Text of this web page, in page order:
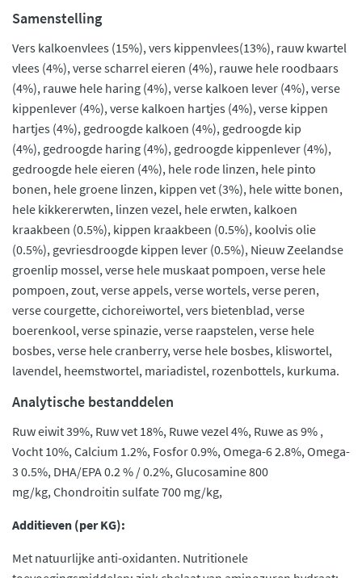
Samenstelling
Vers kalkoenvlees (15%), vers kippenvlees(13%), rauw kwartel
vlees (4%), verse scharrel eieren (4%), rauwe hele roodbaars
(4%), rauwe hele haring (4%), verse kalkoen lever (4%), verse
kippenlever (4%), verse kalkoen hartjes (4%), verse kippen
hartjes (4%), gedroogde kalkoen (4%), gedroogde kip
(4%), gedroogde haring (4%), gedroogde kippenlever (4%),
gedroogde hele eieren (4%), hele rode linzen, hele pinto
bonen, hele groene linzen, kippen vet (3%), hele witte bonen,
hele kikkererwten, linzen vezel, hele erwten, kalkoen
kraakbeen (0.5%), kippen kraakbeen (0.5%), koolvis olie
(0.5%), gevriesdroogde kippen lever (0.5%), Nieuw Zeelandse
groenlip mossel, verse hele muskaat pompoen, verse hele
pompoen, zout, verse appels, verse wortels, verse peren,
verse courgette, cichoreiwortel, vers bietenblad, verse
boerenkool, verse spinazie, verse raapstelen, verse hele
bosbes, verse hele cranberry, verse hele bosbes, kliswortel,
lavendel, heemstwortel, mariadistel, rozenbottels, kurkuma.
Analytische bestanddelen
Ruw eiwit 39%, Ruw vet 18%, Ruwe vezel 4%, Ruwe as 9% ,
Vocht 10%, Calcium 1.2%, Fosfor 0.9%, Omega-6 2.8%, Omega-
3 0.5%, DHA/EPA 0.2 % / 0.2%, Glucosamine 800
mg/kg, Chondroitin sulfate 700 mg/kg,
Additieven (per KG):
Met natuurlijke anti-oxidanten. Nutritionele